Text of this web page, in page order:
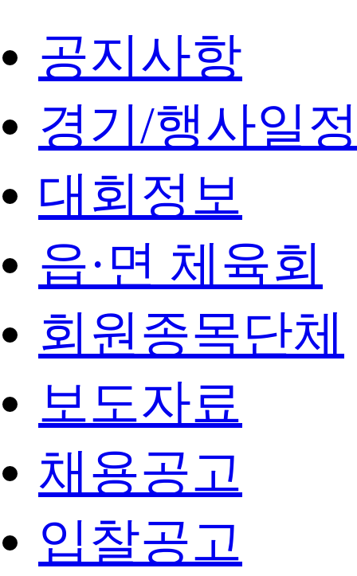
공지사항
경기/행사일
대회정보
읍·면 체육회
회원종목단체
보도자료
채용공고
입찰공고